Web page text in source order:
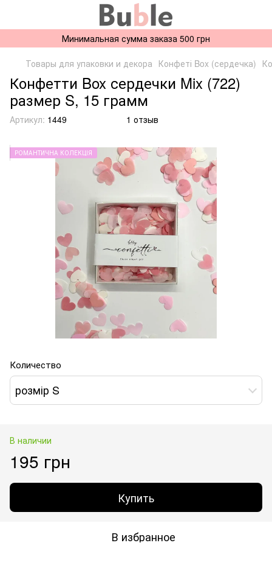
Минимальная сумма заказа 500 грн
Товары для упаковки и декора Конфеті Box (сердечка)
Конфетти Box сердечки Mix (722)
размер S, 15 грамм
Артикул: 1449 1 отзыв
РОМАНТИЧНА КОЛЕКЦІЯ
Количество
розмір S
В наличии
195 грн
Купить
В избранное